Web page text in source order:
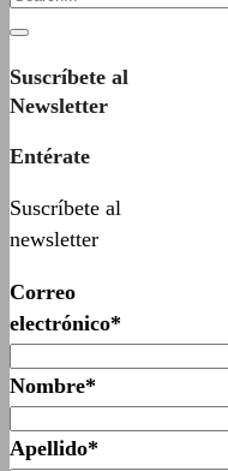
Suscríbete al
Newsletter
Entérate
Suscríbete al
newsletter
Correo
electrónico*
Nombre*
Apellido*